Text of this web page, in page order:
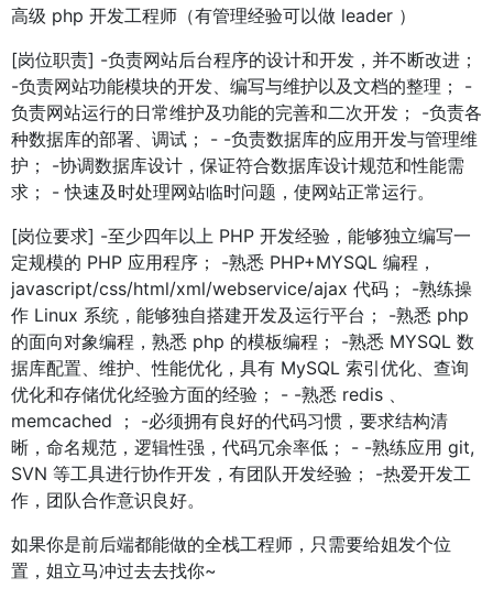
高级 php 开发工程师（有管理经验可以做 leader ）
[岗位职责] -负责网站后台程序的设计和开发，并不断改进；
-负责网站功能模块的开发、编写与维护以及文档的整理； -
负责网站运行的日常维护及功能的完善和二次开发； -负责各
种数据库的部署、调试； - -负责数据库的应用开发与管理维
护； -协调数据库设计，保证符合数据库设计规范和性能需
求； - 快速及时处理网站临时问题，使网站正常运行。
[岗位要求] -至少四年以上 PHP 开发经验，能够独立编写一
定规模的 PHP 应用程序； -熟悉 PHP+MYSQL 编程，
javascript/css/html/xml/webservice/ajax 代码； -熟练操
作 Linux 系统，能够独自搭建开发及运行平台； -熟悉 php
的面向对象编程，熟悉 php 的模板编程； -熟悉 MYSQL 数
据库配置、维护、性能优化，具有 MySQL 索引优化、查询
优化和存储优化经验方面的经验； - -熟悉 redis 、
memcached ； -必须拥有良好的代码习惯，要求结构清
晰，命名规范，逻辑性强，代码冗余率低； - -熟练应用 git,
SVN 等工具进行协作开发，有团队开发经验； -热爱开发工
作，团队合作意识良好。
如果你是前后端都能做的全栈工程师，只需要给姐发个位
置，姐立马冲过去去找你~